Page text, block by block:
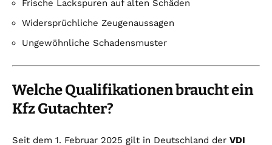
Frische Lackspuren auf alten Schäden
Widersprüchliche Zeugenaussagen
Ungewöhnliche Schadensmuster
Welche Qualifikationen braucht ein
Kfz Gutachter?
Seit dem 1. Februar 2025 gilt in Deutschland der VDI